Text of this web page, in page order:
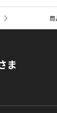
商
ま